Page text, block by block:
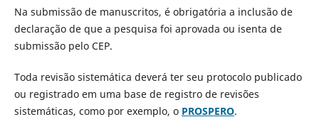
Na submissão de manuscritos, é obrigatória a inclusão de
declaração de que a pesquisa foi aprovada ou isenta de
submissão pelo CEP.
Toda revisão sistemática deverá ter seu protocolo publicado
ou registrado em uma base de registro de revisões
sistemáticas, como por exemplo, o PROSPERO.